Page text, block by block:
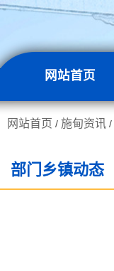
网站首页
网站首页 / 施甸资讯 /
部门乡镇动态